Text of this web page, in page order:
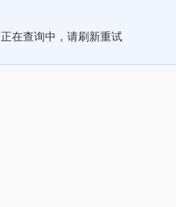
正在查询中，请刷新重试